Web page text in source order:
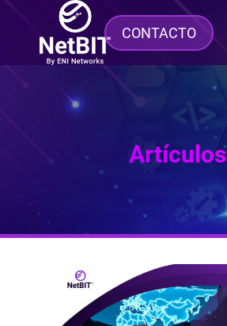
CONTACTO
Artículos